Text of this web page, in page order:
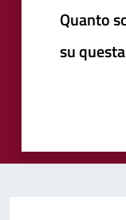
Quanto
su